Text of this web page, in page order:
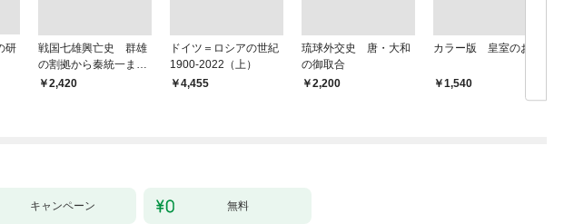
研
戦国七雄興亡史 群雄
の割拠から秦統一まで
の道程
￥2,420
ドイツ＝ロシアの世紀
1900-2022（上）
￥4,455
琉球外交史 唐・大和
の御取合
￥2,200
カラー版 皇室のお宝
￥1,540
キャンペーン 無料